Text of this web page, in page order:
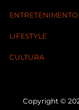
ENTRETENIMENTO
LIFESTYLE
CULTURA
Copyright ©